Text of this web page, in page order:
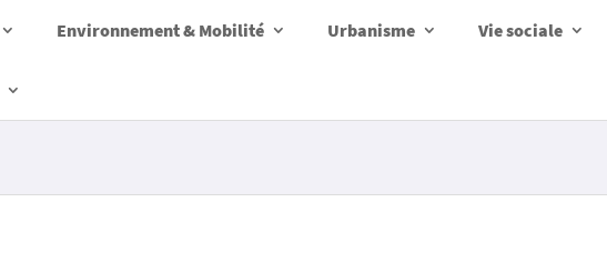
Environnement & Mobilité Urbanisme Vie sociale